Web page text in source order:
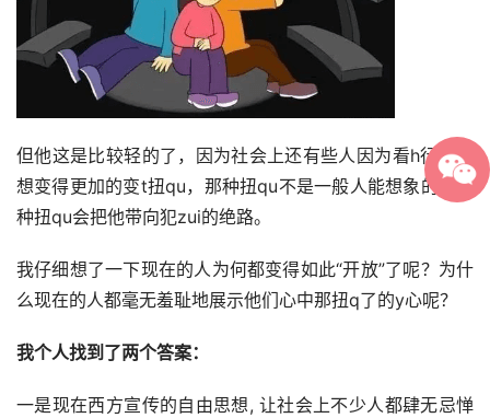
但他这是比较轻的了，因为社会上还有些人因为看h行为思
想变得更加的变t扭qu，那种扭qu不是一般人能想象的，这
种扭qu会把他带向犯zui的绝路。
我仔细想了一下现在的人为何都变得如此“开放”了呢？为什
么现在的人都毫无羞耻地展示他们心中那扭q了的y心呢？
我个人找到了两个答案：
一是现在西方宣传的自由思想, 让社会上不少人都肆无忌惮